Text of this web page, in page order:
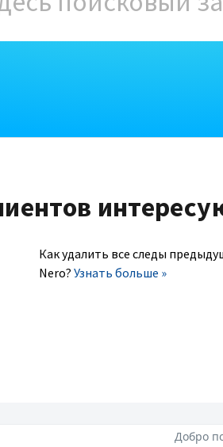
Как удалить все следы
Nero? Узнать больше »
Добро